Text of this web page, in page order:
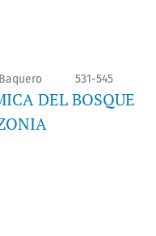
531-545
DEL BOSQUE